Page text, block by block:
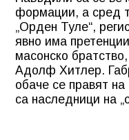
формации, а сред
„Орден Туле“,
явно има
масонско
Адолф Хитлер.
обаче се правят
са наследници на